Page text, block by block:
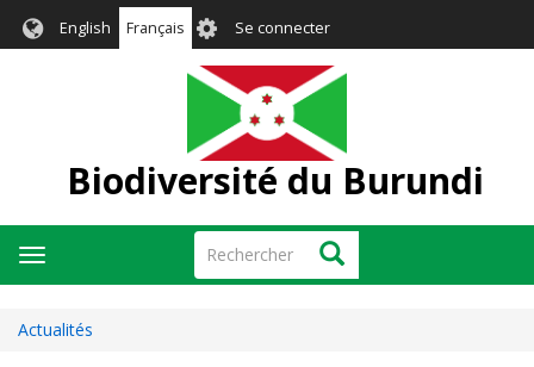
English Français User
account
menu
Se connecter
Biodiversité du Burundi
Rechercher Rechercher
Toggle
navigation
Actualités